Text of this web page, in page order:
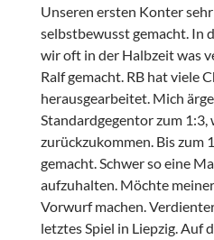
Unseren ersten Konter
selbstbewusst gemacht. In
wir oft in der Halbzeit was
Ralf gemacht. RB hat viele
herausgearbeitet. Mich
Standardgegentor zum 1:3,
zurückzukommen. Bis zum
gemacht. Schwer so eine
aufzuhalten. Möchte
Vorwurf machen.
letztes Spiel in Liepzig. Auf